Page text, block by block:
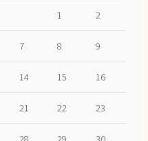
1 2
7 8 9
14 15 16
21 22 23